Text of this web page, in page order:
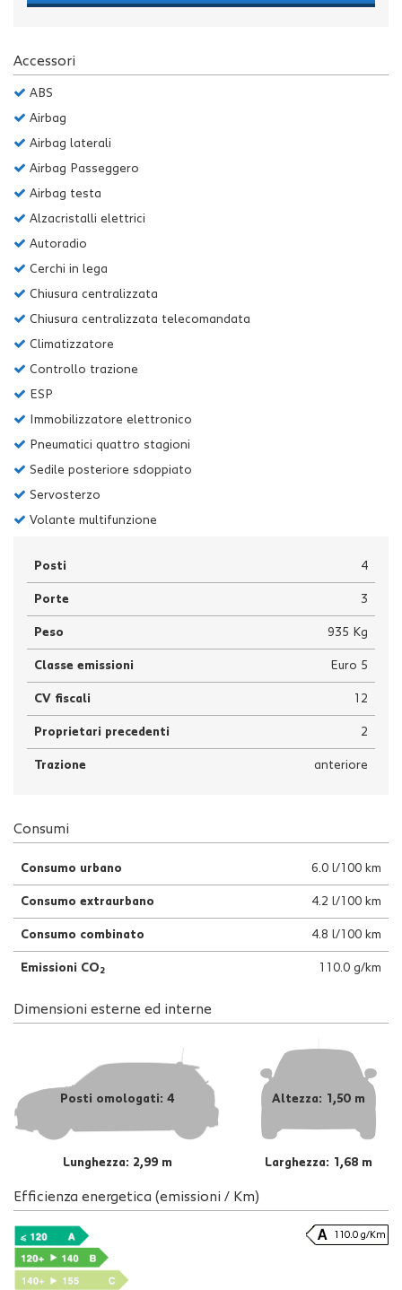
Accessori
ABS
Airbag
Airbag laterali
Airbag Passeggero
Airbag testa
Alzacristalli elettrici
Autoradio
Cerchi in lega
Chiusura centralizzata
Chiusura centralizzata telecomandata
Climatizzatore
Controllo trazione
ESP
Immobilizzatore elettronico
Pneumatici quattro stagioni
Sedile posteriore sdoppiato
Servosterzo
Volante multifunzione
Posti 4
Porte 3
Peso 935 Kg
Classe emissioni Euro 5
CV fiscali 12
Proprietari precedenti 2
Trazione anteriore
Consumi
Consumo urbano 6.0 l/100 km
Consumo extraurbano 4.2 l/100 km
Consumo combinato 4.8 l/100 km
Emissioni CO 2 110.0 g/km
Dimensioni esterne ed interne
Posti omologati: 4
Lunghezza: 2,99 m
Altezza: 1,50 m
Larghezza: 1,68 m
Efficienza energetica (emissioni / Km)
110.0 g/Km
Leggi
policy
Salva
le
impostazioni